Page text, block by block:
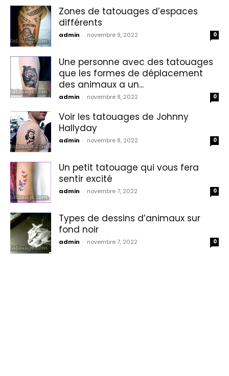
Zones de tatouages d’espaces
différents
admin - novembre 9, 2022 0
Une personne avec des tatouages
que les formes de déplacement
des animaux a un...
admin - novembre 8, 2022 0
Voir les tatouages de Johnny
Hallyday
admin - novembre 8, 2022 0
Un petit tatouage qui vous fera
sentir excité
admin - novembre 7, 2022 0
Types de dessins d’animaux sur
fond noir
admin - novembre 7, 2022 0